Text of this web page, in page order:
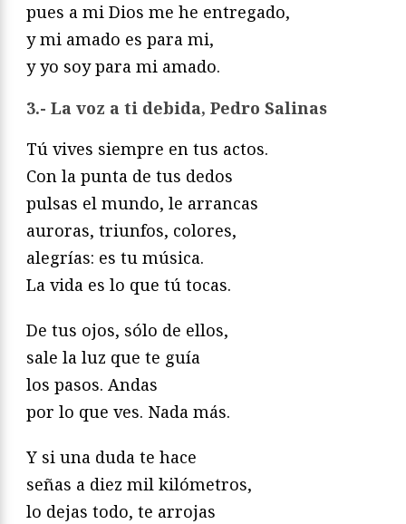
pues a mi Dios me he entregado,
y mi amado es para mi,
y yo soy para mi amado.
3.- La voz a ti debida, Pedro Salinas
Tú vives siempre en tus actos.
Con la punta de tus dedos
pulsas el mundo, le arrancas
auroras, triunfos, colores,
alegrías: es tu música.
La vida es lo que tú tocas.
De tus ojos, sólo de ellos,
sale la luz que te guía
los pasos. Andas
por lo que ves. Nada más.
Y si una duda te hace
señas a diez mil kilómetros,
lo dejas todo, te arrojas